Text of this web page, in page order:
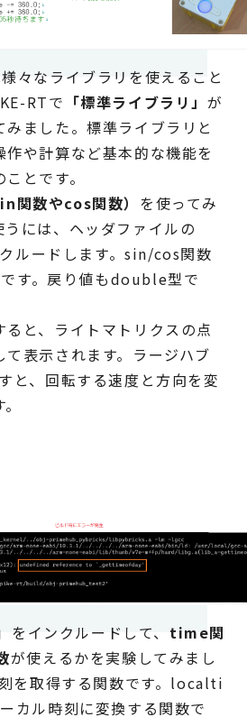
々なライブラリを使えること
RTで 「標準ライブラリ」 が
ました。標準ライブラリと
や計算など基本的な機能を
とです。
関数やcos関数） を使ってみ
うには、ヘッダファイルの
ルードします。sin/cos関数
す。戻り値もdouble型で
ると、ライトマトリクスの点
表示されます。ラージハブ
と、回転する速度と方向を変
インクルードして、 time関
が使えるかを実験してみまし
を取得する関数です。localti
カル時刻に変換する関数で